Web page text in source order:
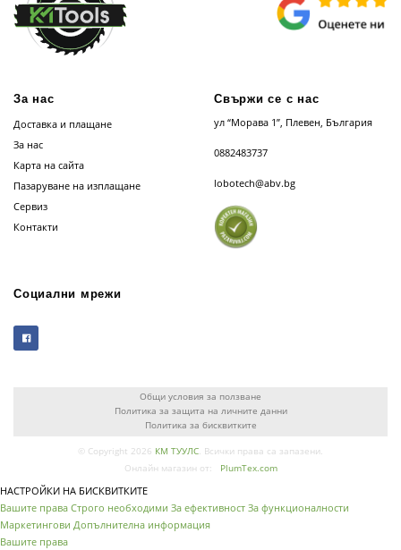
За нас
Доставка и плащане
За нас
Карта на сайта
Пазаруване на изплащане
Сервиз
Контакти
Свържи се с нас
ул “Морава 1”, Плевен, България
0882483737
lobotech@abv.bg
Социални мрежи
Общи условия за ползване
Политика за защита на личните данни
Политика за бисквитките
© Copyright 2026 КМ ТУУЛС. Всички права са запазени.
Онлайн магазин от:
PlumTex.com
НАСТРОЙКИ НА БИСКВИТКИТЕ
Вашите права Строго необходими За ефективност За функционалности
Маркетингови Допълнителна информация
Вашите права